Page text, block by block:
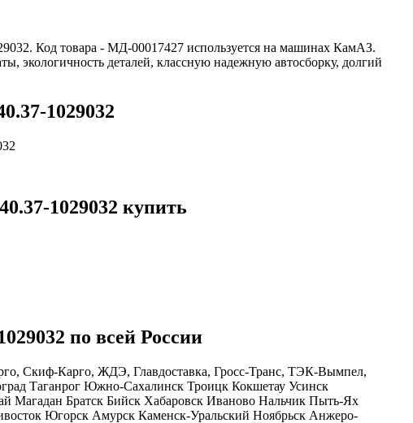
Код товара - МД-00017427 используется на машинах КамАЗ.
деталей, классную надежную автосборку, долгий
1029032
1029032 купить
по всей России
Скиф-Карго, ЖДЭ, Главдоставка, Гросс-Транс, ТЭК-Вымпел,
Таганрог Южно-Сахалинск Троицк Кокшетау Усинск
Магадан Братск Бийск Хабаровск Иваново Нальчик Пыть-Ях
Югорск Амурск Каменск-Уральский Ноябрьск Анжеро-